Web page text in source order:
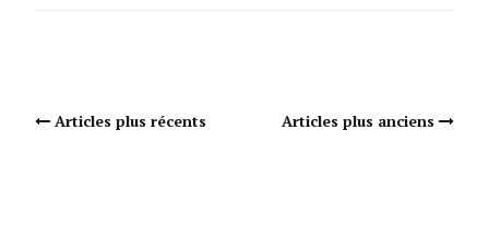
Navigation Articles
Articles plus récents Articles plus anciens